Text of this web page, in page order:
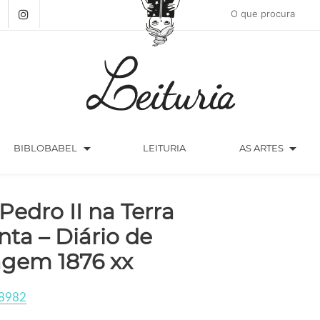
BIBLOBABEL arrow_drop_down LEITURIA AS ARTES arrow_drop_down
II na Terra
– Diário de
1876 xx